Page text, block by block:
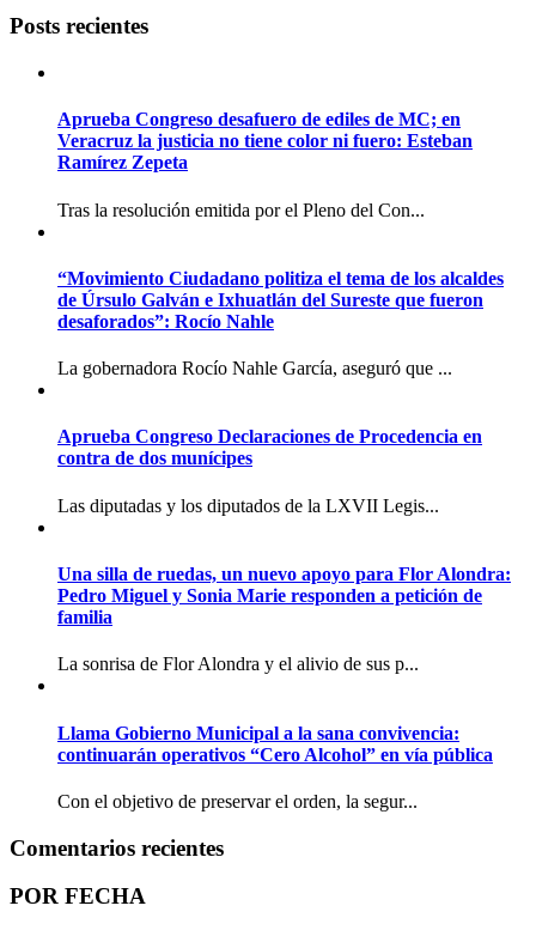
Posts recientes
Aprueba Congreso desafuero de ediles de MC; en
Veracruz la justicia no tiene color ni fuero: Esteban
Ramírez Zepeta
Tras la resolución emitida por el Pleno del Con...
“Movimiento Ciudadano politiza el tema de los alcaldes
de Úrsulo Galván e Ixhuatlán del Sureste que fueron
desaforados”: Rocío Nahle
La gobernadora Rocío Nahle García, aseguró que ...
Aprueba Congreso Declaraciones de Procedencia en
contra de dos munícipes
Las diputadas y los diputados de la LXVII Legis...
Una silla de ruedas, un nuevo apoyo para Flor Alondra:
Pedro Miguel y Sonia Marie responden a petición de
familia
La sonrisa de Flor Alondra y el alivio de sus p...
Llama Gobierno Municipal a la sana convivencia:
continuarán operativos “Cero Alcohol” en vía pública
Con el objetivo de preservar el orden, la segur...
Comentarios recientes
POR FECHA